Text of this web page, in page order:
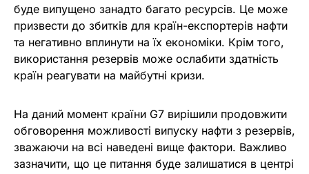
буде випущено занадто багато ресурсів. Це може
призвести до збитків для країн-експортерів нафти
та негативно вплинути на їх економіки. Крім того,
використання резервів може ослабити здатність
країн реагувати на майбутні кризи.
На даний момент країни G7 вирішили продовжити
обговорення можливості випуску нафти з резервів,
зважаючи на всі наведені вище фактори. Важливо
зазначити, що це питання буде залишатися в центрі